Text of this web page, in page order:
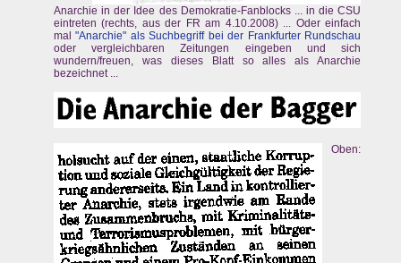
Anarchie in der Idee des Demokratie-Fanblocks ... in die CSU
eintreten (rechts, aus der FR am 4.10.2008) ... Oder einfach
mal"Anarchie" als Suchbegriff bei der Frankfurter Rundschau
oder vergleichbaren Zeitungen eingeben und sich
wundern/freuen, was dieses Blatt so alles als Anarchie
bezeichnet ...
Oben: